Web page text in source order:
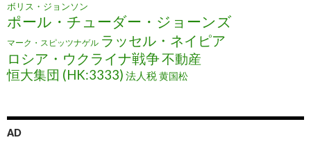
ボリス・ジョンソン
ポール・チューダー・ジョーンズ
マーク・スピッツナゲル ラッセル・ネイピア
ロシア・ウクライナ戦争不動産
恒大集団 (HK:3333) 法人税黄国松
AD